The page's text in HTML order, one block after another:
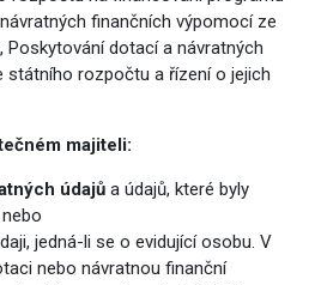
finančních výpomocí ze
Poskytování dotací a návratných
státního rozpočtu a řízení o jejich
majiteli:
údajůa údajů, které byly
jedná-li se o evidující osobu. V
nebo návratnou finanční